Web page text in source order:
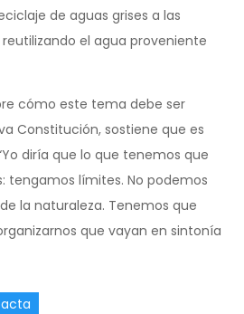
de aguas grises a las
el agua proveniente
cómo este tema debe ser
Constitución, sostiene que es
diría que lo que tenemos que
tengamos límites. No podemos
la naturaleza. Tenemos que
que vayan en sintonía